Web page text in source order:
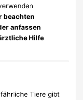
beachten
anfassen
Hilfe
Tiere gibt